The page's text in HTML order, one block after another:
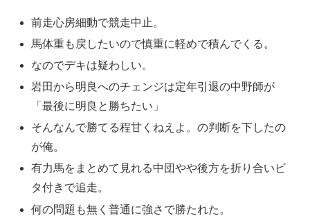
前走心房細動で競走中止。
馬体重も戻したいので慎重に軽めで積んでくる。
なのでデキは疑わしい。
岩田から明良へのチェンジは定年引退の中野師が
「最後に明良と勝ちたい」
そんなんで勝てる程甘くねえよ。の判断を下したの
が俺。
有力馬をまとめて見れる中団やや後方を折り合いビ
タ付きで追走。
何の問題も無く普通に強さで勝たれた。